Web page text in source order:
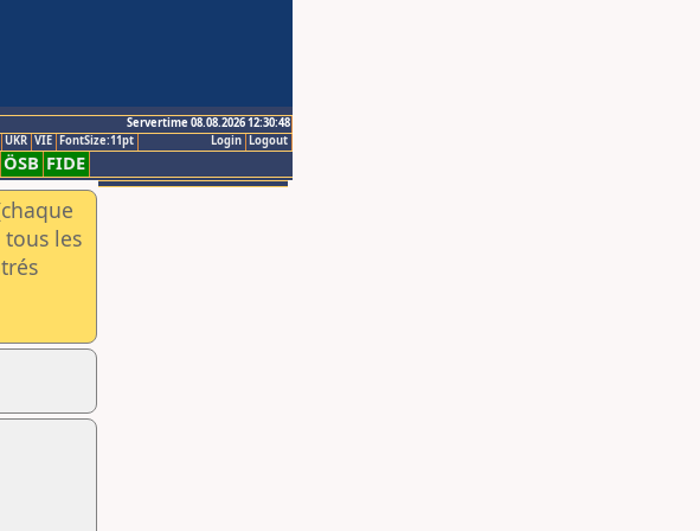
Servertime 08.08.2026 12:30:48
Logout
Login
UKR VIE FontSize:11pt
ÖSB FIDE
les